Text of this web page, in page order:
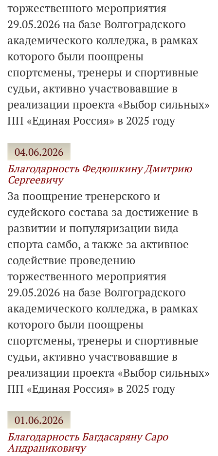
торжественного мероприятия
29.05.2026 на базе Волгоградского
академического колледжа, в рамках
которого были поощрены
спортсмены, тренеры и спортивные
судьи, активно участвовавшие в
реализации проекта «Выбор сильных»
ПП «Единая Россия» в 2025 году
04.06.2026
Благодарность Федюшкину Дмитрию
Сергеевичу
За поощрение тренерского и
судейского состава за достижение в
развитии и популяризации вида
спорта самбо, а также за активное
содействие проведению
торжественного мероприятия
29.05.2026 на базе Волгоградского
академического колледжа, в рамках
которого были поощрены
спортсмены, тренеры и спортивные
судьи, активно участвовавшие в
реализации проекта «Выбор сильных»
ПП «Единая Россия» в 2025 году
01.06.2026
Благодарность Багдасаряну Саро
Андраниковичу